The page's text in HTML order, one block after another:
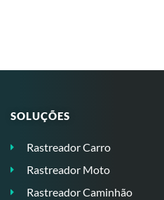
SOLUÇÕES
Rastreador Carro
Rastreador Moto
Rastreador Caminhão